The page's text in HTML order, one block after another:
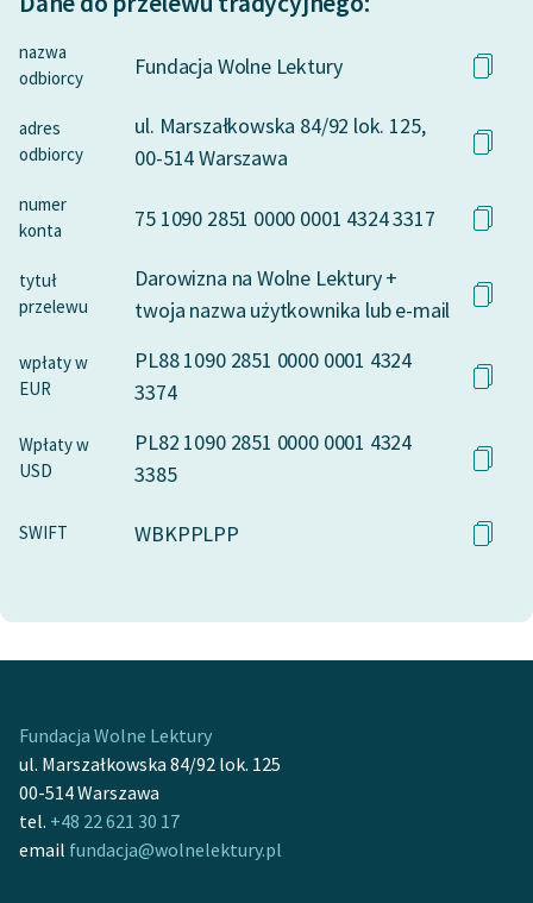
nazwa
odbiorcy
Fundacja Wolne Lektury
adres
odbiorcy
ul. Marszałkowska 84/92 lok. 125,
00-514 Warszawa
numer
konta
75 1090 2851 0000 0001 4324 3317
tytuł
przelewu
Darowizna na Wolne Lektury +
twoja nazwa użytkownika lub e-mail
wpłaty w
EUR
PL88 1090 2851 0000 0001 4324
3374
Wpłaty w
USD
PL82 1090 2851 0000 0001 4324
3385
SWIFT WBKPPLPP
Fundacja Wolne Lektury
ul. Marszałkowska 84/92 lok. 125
00-514 Warszawa
tel. +48 22 621 30 17
email fundacja@wolnelektury.pl